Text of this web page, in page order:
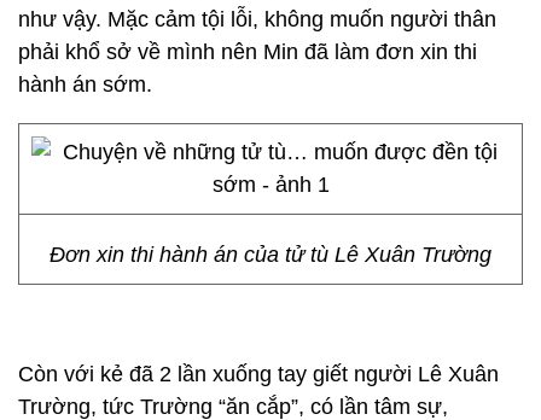
như vậy. Mặc cảm tội lỗi, không muốn người thân
phải khổ sở về mình nên Min đã làm đơn xin thi
hành án sớm.
Đơn xin thi hành án của tử tù Lê Xuân Trường
Còn với kẻ đã 2 lần xuống tay giết người Lê Xuân
Trường, tức Trường “ăn cắp”, có lần tâm sự,